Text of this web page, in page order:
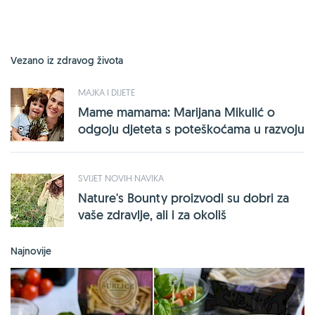
Vezano iz zdravog života
MAJKA I DIJETE
Mame mamama: Marijana Mikulić o
odgoju djeteta s poteškoćama u razvoju
SVIJET NOVIH NAVIKA
Nature's Bounty proizvodi su dobri za
vaše zdravlje, ali i za okoliš
Najnovije